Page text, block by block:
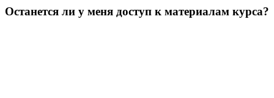
Останется ли у меня доступ к материалам курса?